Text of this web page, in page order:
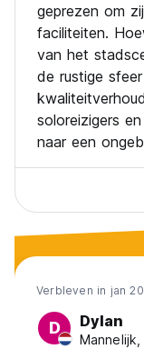
geprezen om
faciliteiten.
van het
de rustige
soloreizigers
naar een
Verbleven in jan
D Dylan